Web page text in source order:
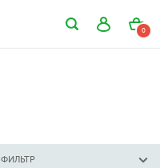
0
ФИЛЬТР